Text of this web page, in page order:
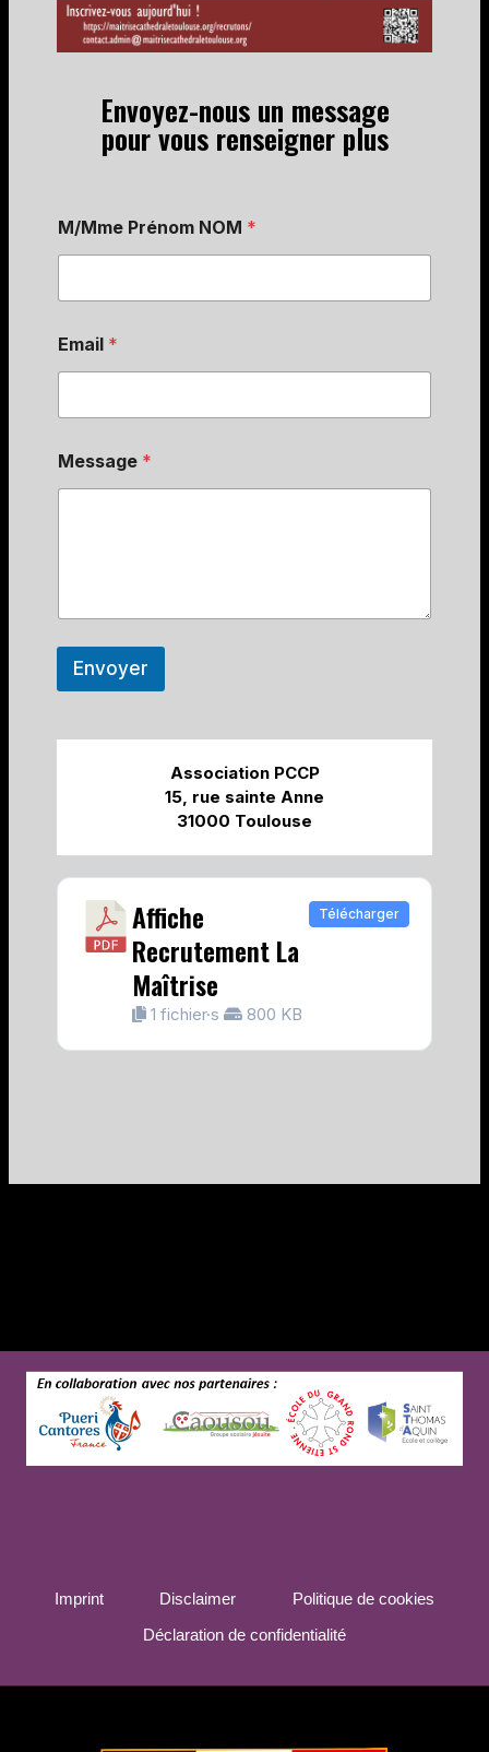
Envoyez-nous un message
pour vous renseigner plus
M/Mme Prénom NOM *
Email *
Message *
Envoyer
Association PCCP
15, rue sainte Anne
31000 Toulouse
Affiche
Recrutement La
Maîtrise
1 fichier·s 800 KB
Télécharger
Imprint Disclaimer
Politique de cookies
Déclaration de confidentialité